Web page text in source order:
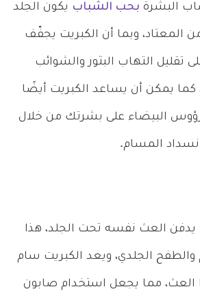
البشرة بحب الشباب يكون الجلد
المعتاد، وبما أن الكبريت يجفّف
تقليل التهاب البثور والشوائب
كما يمكن أن يساعد الكبريت أيضًا
البيضاء على بشرتك من خلال
انسداد المسام.
يدفن العث نفسه تحت الجلد، هذا
والطفح الجلدي، ويعد الكبريت سام
العث، مما يجعل استخدام صابون